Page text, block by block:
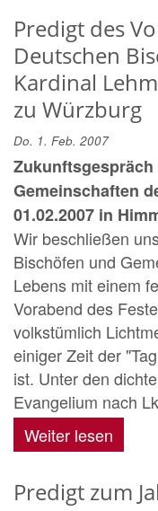
Predigt des
Deutschen
Kardinal
zu Würzburg
Do. 1. Feb. 2007
Gemeinschaften
01.02.2007 in
Wir beschließen
Bischöfen und
Lebens mit einem
Vorabend des
volkstümlich
einiger Zeit der
ist. Unter den
Evangelium nach
Weiter lesen
Predigt zum